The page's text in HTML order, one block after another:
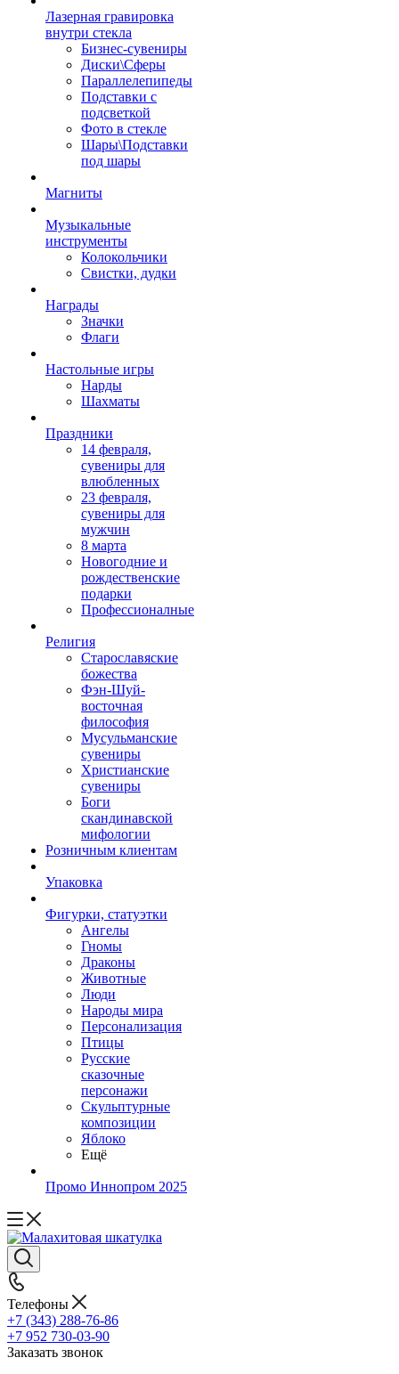
Лазерная гравировка
внутри стекла
Бизнес-сувениры
Диски\Сферы
Параллелепипеды
Подставки с
подсветкой
Фото в стекле
Шары\Подставки
под шары
Магниты
Музыкальные
инструменты
Колокольчики
Свистки, дудки
Награды
Значки
Флаги
Настольные игры
Нарды
Шахматы
Праздники
14 февраля,
сувениры для
влюбленных
23 февраля,
сувениры для
мужчин
8 марта
Новогодние и
рождественские
подарки
Профессионалные
Религия
Старославяские
божества
Фэн-Шуй-
восточная
философия
Мусульманские
сувениры
Христианские
сувениры
Боги
скандинавской
мифологии
Розничным клиентам
Упаковка
Фигурки, статуэтки
Ангелы
Гномы
Драконы
Животные
Люди
Народы мира
Персонализация
Птицы
Русские
сказочные
персонажи
Скульптурные
композиции
Яблоко
Ещё
Промо Иннопром 2025
Телефоны
+7 (343) 288-76-86
+7 952 730-03-90
Заказать звонок